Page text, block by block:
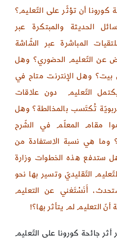
أن تؤثّر على التّعليم؟
الحديثة والمبتكرة عبر
المباشرة عبر الشّاشة
عن التّعليم الحضوري؟ وهل
وهل الإنترنت متاح في
التّعليم دون علاقات
تُكتَسب بالمخالطة؟ وهل
مقام المعلّم في الشّرح
وما هي نسبة الاستفادة من
ستدفع هذه الخطوات وزارة
التّقليديّ وتسير بها نحو
أَنَسْتَغني عن التعليم
أنّ التعليم لم يتأثر بها؟!
جائحة كورونا على التّعليم